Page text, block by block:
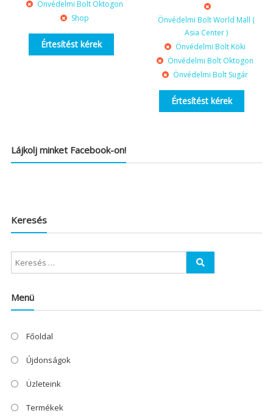
Önvédelmi Bolt Oktogon
Shop
Értesítést kérek
Önvédelmi Bolt World Mall (
Asia Center )
Önvédelmi Bolt Köki
Önvédelmi Bolt Oktogon
Önvédelmi Bolt Sugár
Értesítést kérek
Lájkolj minket Facebook-on!
Keresés
Menü
Főoldal
Újdonságok
Üzleteink
Termékek